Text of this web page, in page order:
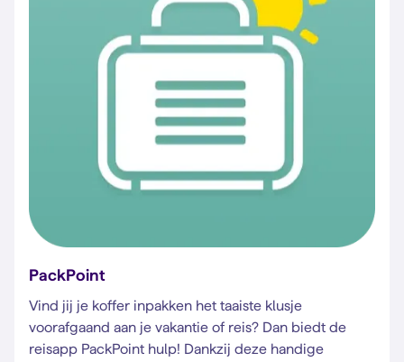
PackPoint
Vind jij je koffer inpakken het taaiste klusje
voorafgaand aan je vakantie of reis? Dan biedt de
reisapp PackPoint hulp! Dankzij deze handige